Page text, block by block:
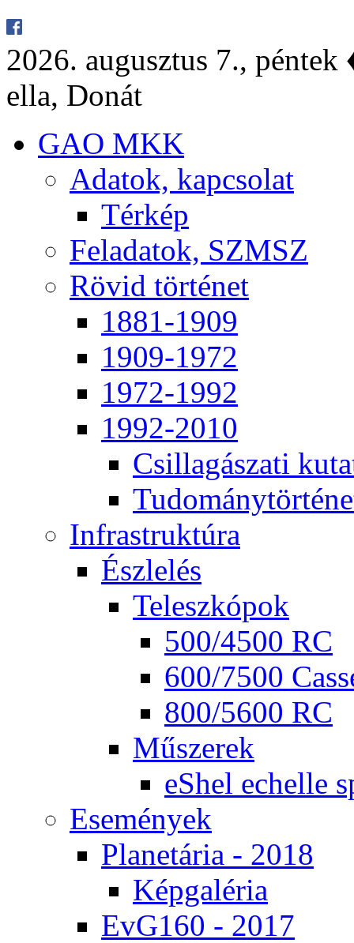
2026. au­gusz­tus 7.,
el­la, Do­nát
GAO MKK
Ada­tok, kap­cso­lat
Tér­kép
Fel­ada­tok, SZMSZ
Rö­vid tör­té­net
1881-1909
1909-1972
1972-1992
1992-2010
Csil­la­gá­sza­ti
Inf­ra­struk­tú­ra
Ész­le­lés
Te­lesz­kó­pok
500/4500 RC
600/7500
800/5600 RC
Mű­sze­rek
eS­hel echel­le
Ese­mé­nyek
Pla­ne­tá­ria - 2018
Kép­ga­lé­ria
EvG160 - 2017